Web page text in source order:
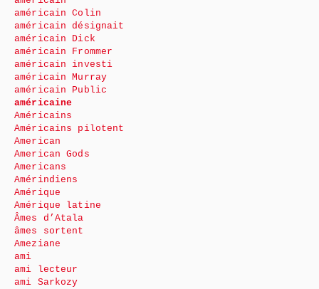
américain Colin
américain désignait
américain Dick
américain Frommer
américain investi
américain Murray
américain Public
américaine
Américains
Américains pilotent
American
American Gods
Americans
Amérindiens
Amérique
Amérique latine
Âmes d’Atala
âmes sortent
Ameziane
ami
ami lecteur
ami Sarkozy